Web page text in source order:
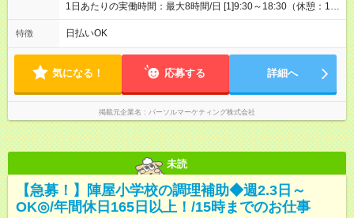
1日あたりの実働時間：最大8時間/日 [1]9:30～18:30（休憩：1時
間） [2]10:30～19:30（休憩：1時間） 土日含む週5日勤務 ※
月/21日勤務 ※シフトは一例です。実働8h/休憩1h勤務 残業ほぼ
特徴 日払いOK
気になる！ 応募する 詳細へ
掲載元企業名 パーソルマーケティング株式会社
未読
【急募！】陣屋小学校の調理補助◆週2.3日～
OK◎/年間休日165日以上！/15時までのお仕事